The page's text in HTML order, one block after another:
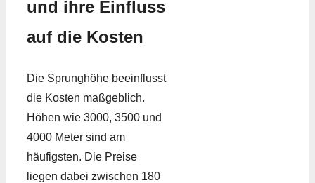
und ihre Einfluss
auf die Kosten
Die Sprunghöhe beeinflusst
die Kosten maßgeblich.
Höhen wie 3000, 3500 und
4000 Meter sind am
häufigsten. Die Preise
liegen dabei zwischen 180